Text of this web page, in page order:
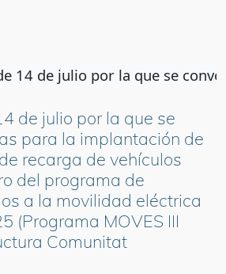
14 de julio por la que se
de julio por la que se
para la implantación de
recarga de vehículos
del programa de
a la movilidad eléctrica
(Programa MOVES III
Comunitat